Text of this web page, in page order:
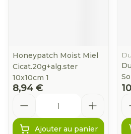
Honeypatch Moist Miel
Cicat.20g+alg.ster
10x10cm 1
8,94 €
Ajouter au panier